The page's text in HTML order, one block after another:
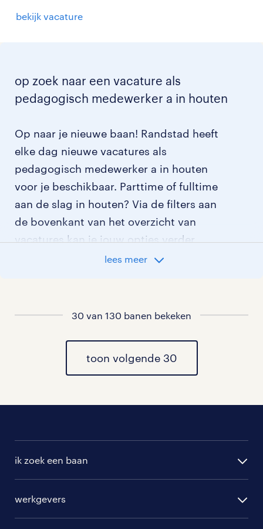
bekijk vacature
op zoek naar een vacature als
pedagogisch medewerker a in houten
Op naar je nieuwe baan! Randstad heeft
elke dag nieuwe vacatures als
pedagogisch medewerker a in houten
voor je beschikbaar. Parttime of fulltime
aan de slag in houten? Via de filters aan
de bovenkant van het overzicht van
vacatures kan je jouw opties verder
al onze pedagogisch medewerker a
lees meer
30 van 130 banen bekeken
toon volgende 30
ik zoek een baan
werkgevers